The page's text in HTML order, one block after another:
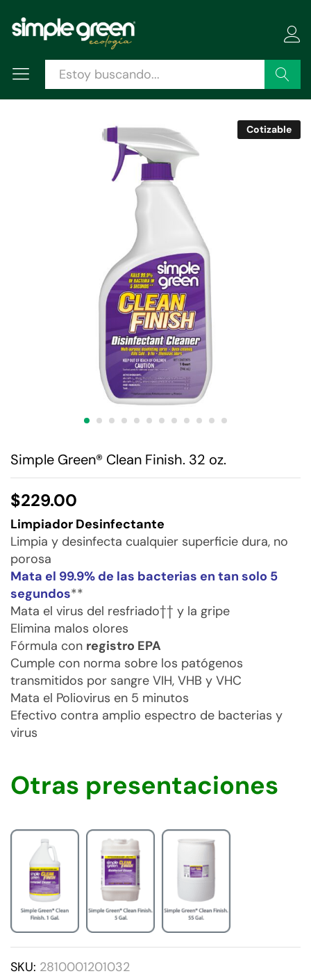
Buscar
Cotizable
Simple Green® Clean Finish. 32 oz.
$229.00
Limpiador Desinfectante
Limpia y desinfecta cualquier superficie dura, no
porosa
Mata el 99.9% de las bacterias en tan solo 5
segundos**
Mata el virus del resfriado†† y la gripe
Elimina malos olores
Fórmula con registro EPA
Cumple con norma sobre los patógenos
transmitidos por sangre VIH, VHB y VHC
Mata el Poliovirus en 5 minutos
Efectivo contra amplio espectro de bacterias y
virus
Otras presentaciones
SKU: 2810001201032